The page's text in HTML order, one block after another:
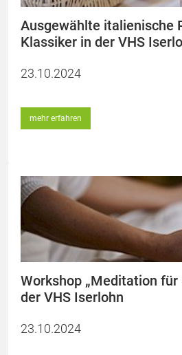
Ausgewählte italienische
Klassiker in der VHS
23.10.2024
mehr erfahren
Workshop „Meditation für
der VHS Iserlohn
23.10.2024